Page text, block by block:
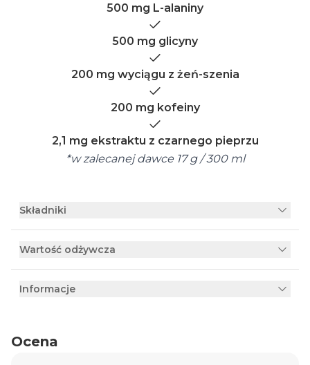
500 mg L-alaniny
500 mg glicyny
200 mg wyciągu z żeń-szenia
200 mg kofeiny
2,1 mg ekstraktu z czarnego pieprzu
*w zalecanej dawce 17 g / 300 ml
Składniki
Wartość odżywcza
Informacje
Ocena